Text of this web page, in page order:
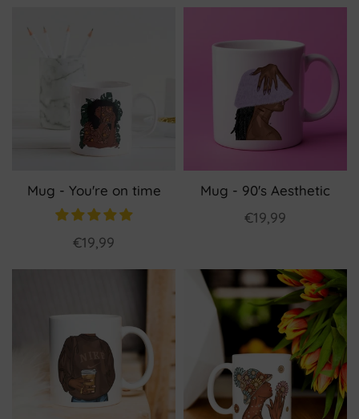
Mug - You're on time
€19,99
Mug - 90's Aesthetic
€19,99